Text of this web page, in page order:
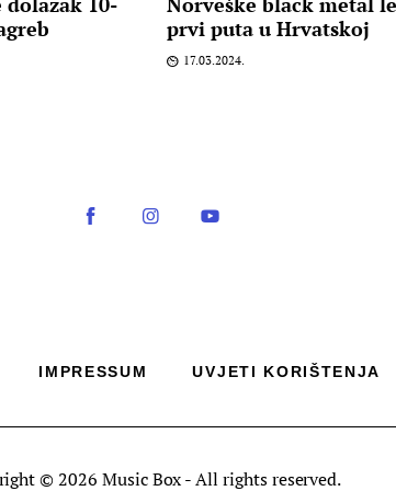
prvi puta u Hrvatskoj
17.03.2024.
IMPRESSUM UVJETI KORIŠTENJA
© 2026 Music Box - All rights reserved.